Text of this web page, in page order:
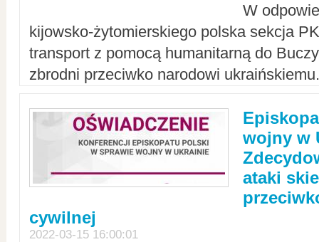
W
kijowsko-żytomierskiego polska sekcja
transport z pomocą humanitarną do
zbrodni przeciwko narodowi
wojny w
ataki
cywilnej
2022-03-15 16:00:01